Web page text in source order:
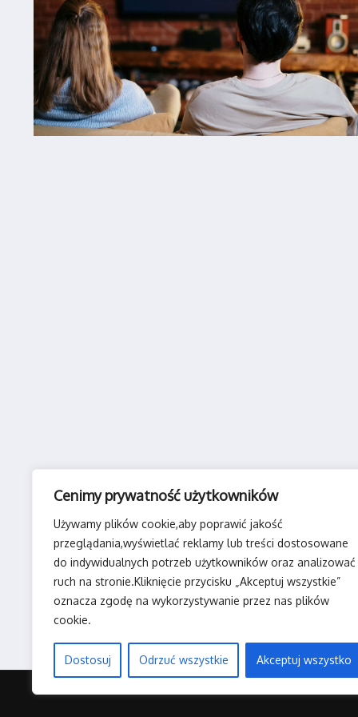
Cenimy prywatność użytkowników
Używamy plików cookie,aby poprawić jakość
przeglądania,wyświetlać reklamy lub treści dostosowane
do indywidualnych potrzeb użytkowników oraz analizować
ruch na stronie.Kliknięcie przycisku „Akceptuj wszystkie”
oznacza zgodę na wykorzystywanie przez nas plików
cookie.
Dostosuj Odrzuć wszystkie Akceptuj wszystko